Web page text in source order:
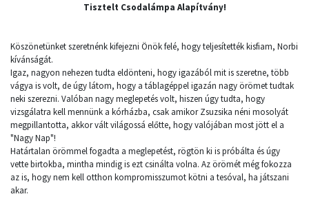
Tisztelt Csodalámpa Alapítvány!
Köszönetünket szeretnénk kifejezni Önök felé, hogy teljesítették kisfiam, Norbi
kívánságát.
Igaz, nagyon nehezen tudta eldönteni, hogy igazából mit is szeretne, több
vágya is volt, de úgy látom, hogy a táblagéppel igazán nagy örömet tudtak
neki szerezni. Valóban nagy meglepetés volt, hiszen úgy tudta, hogy
vizsgálatra kell mennünk a kórházba, csak amikor Zsuzsika néni mosolyát
megpillantotta, akkor vált világossá előtte, hogy valójában most jött el a
"Nagy Nap"!
Határtalan örömmel fogadta a meglepetést, rögtön ki is próbálta és úgy
vette birtokba, mintha mindig is ezt csinálta volna. Az örömét még fokozza
az is, hogy nem kell otthon kompromisszumot kötni a tesóval, ha játszani
akar.